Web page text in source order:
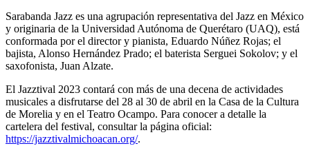
Sarabanda Jazz es una agrupación representativa del Jazz en México
y originaria de la Universidad Autónoma de Querétaro (UAQ), está
conformada por el director y pianista, Eduardo Núñez Rojas; el
bajista, Alonso Hernández Prado; el baterista Serguei Sokolov; y el
saxofonista, Juan Alzate.
El Jazztival 2023 contará con más de una decena de actividades
musicales a disfrutarse del 28 al 30 de abril en la Casa de la Cultura
de Morelia y en el Teatro Ocampo. Para conocer a detalle la
cartelera del festival, consultar la página oficial:
https://jazztivalmichoacan.org/.